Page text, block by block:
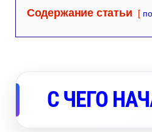
Содержание статьи
С ЧЕГО